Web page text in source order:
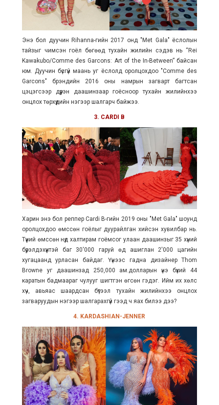
Энэ бол дуучин Rihanna-гийн 2017 онд "Met Gala" ёслолын
тайзыг чимсэн гоёл бөгөөд тухайн жилийн сэдэв нь “Rei
Kawakubo/Comme des Garcons: Art of the In-Between” байсан
юм. Дуучин бүсгүй маань уг ёслолд оролцохдоо "Comme des
Garcons" брэндийн 2016 оны намрын загварт багтсан
цэцэгсээр дүүрэн даашинзаар гоёсноор тухайн жилийнхээ
онцлох төрхүүдийн нэгээр шалгарч байжээ.
3. CARDI B
Харин энэ бол реппер Cardi B-гийн 2019 оны "Met Gala" шоунд
оролцохдоо өмссөн гоёлыг дуурайлган хийсэн хувилбар нь.
Түүний өмссөн нүд халтирам гоёмсог улаан даашинзыг 35 хүний
бүрэлдэхүүнтэй баг 30'000 гаруй өд ашиглан 2'000 цагийн
хугацаанд урласан байдаг. Үүнээс гадна дизайнер Thom
Browne уг даашинзад 250,000 ам.долларын үнэ бүхий 44
каратын бадмаараг чулууг шигтгэн өгсөн гэдэг. Ийм их хөлс
хүч, авьяас шаардсан бүтээл тухайн жилийнхээ онцлох
загваруудын нэгээр шалгарахгүй гээд ч яах билээ дээ?
4. KARDASHIAN-JENNER